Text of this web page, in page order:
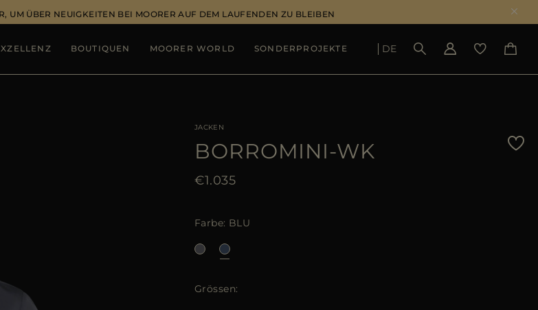
UM ÜBER NEUIGKEITEN BEI MOORER AUF DEM LAUFENDEN ZU BLEIBEN
ERGEBNISSE ANSEHEN
BOUTIQUEN MOORER WORLD SONDERPROJEKTE DE
JACKEN
BORROMINI-WK
€1.035
Farbe BLU
Grössen